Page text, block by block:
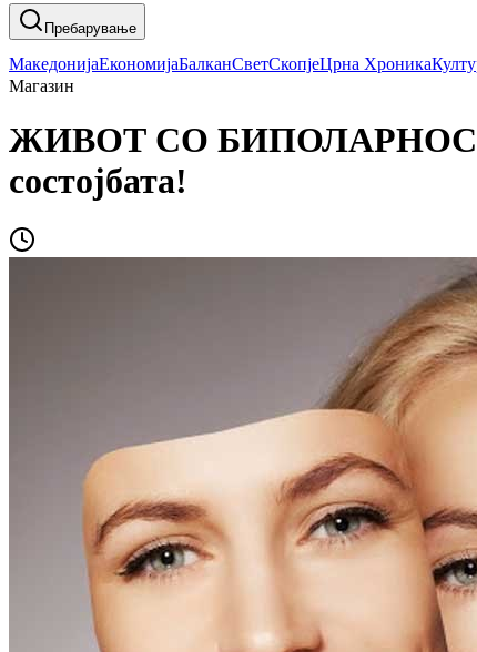
Пребарување
МакедонијаЕкономијаБалканСветСкопјеЦрна Хроника
Магазин
ЖИВОТ СО БИПОЛАРНОСТ:
состојбата!